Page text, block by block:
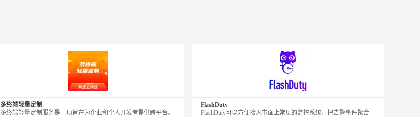
多终端轻量定制
多终端轻量定制服务是一项旨在为企业和个人开发者提供跨平台、
FlashDuty
FlashDuty可以方便接入市面上常见的监控系统，把告警事件聚合